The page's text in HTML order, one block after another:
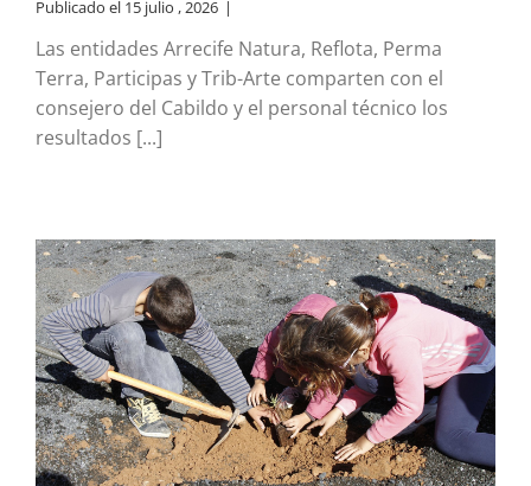
Publicado el 15 julio , 2026 |
Las entidades Arrecife Natura, Reflota, Perma
Terra, Participas y Trib-Arte comparten con el
consejero del Cabildo y el personal técnico los
resultados [...]